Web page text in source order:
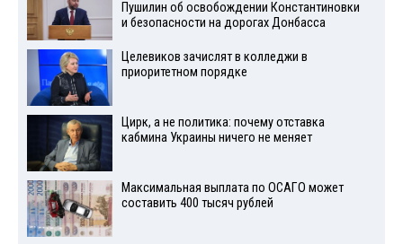
Пушилин об освобождении Константиновки
и безопасности на дорогах Донбасса
Целевиков зачислят в колледжи в
приоритетном порядке
Цирк, а не политика: почему отставка
кабмина Украины ничего не меняет
Максимальная выплата по ОСАГО может
составить 400 тысяч рублей